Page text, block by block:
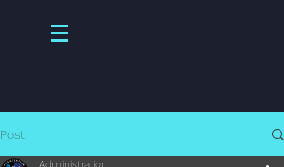
Post
Administration